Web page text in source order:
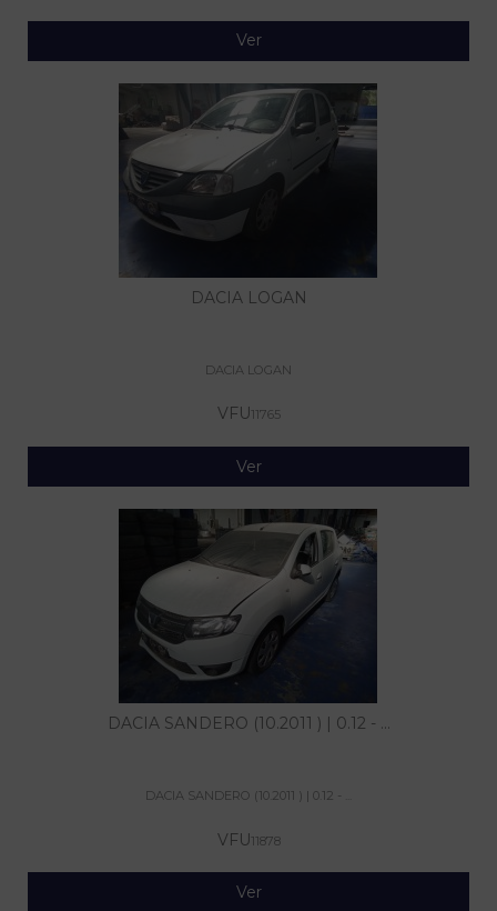
Ver
DACIA LOGAN
DACIA LOGAN
VFU11765
Ver
DACIA SANDERO (10.2011 ) | 0.12 - ...
DACIA SANDERO (10.2011 ) | 0.12 - ...
VFU11878
Ver